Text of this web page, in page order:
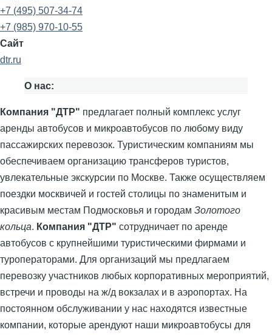
+7 (495) 507-34-74
+7 (985) 970-10-55
Сайт
dtr.ru
О нас:
Компания "ДТР" предлагает полный комплекс услуг
аренды автобусов и микроавтобусов по любому виду
пассажирских перевозок. Туристическим компаниям мы
обеспечиваем организацию трансферов туристов,
увлекательные экскурсии по Москве. Также осуществляем
поездки москвичей и гостей столицы по знаменитым и
красивым местам Подмосковья и городам Золотого
кольца. Компания "ДТР" сотрудничает по аренде
автобусов с крупнейшими туристическими фирмами и
туроператорами. Для организаций мы предлагаем
перевозку участников любых корпоративных мероприятий,
встречи и проводы на ж/д вокзалах и в аэропортах. На
постоянном обслуживании у нас находятся известные
компании, которые арендуют наши микроавтобусы для